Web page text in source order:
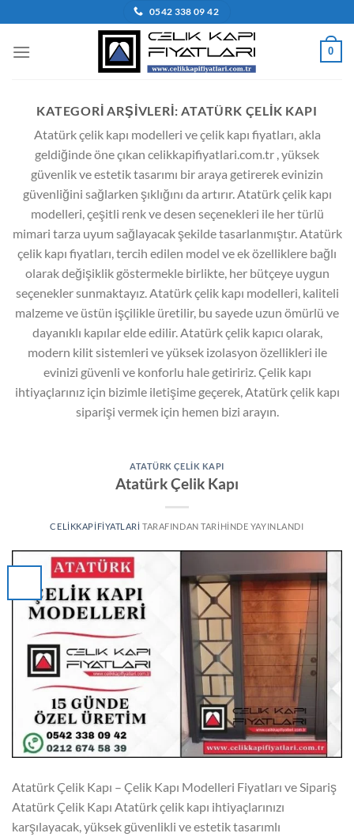
atla
0542 338 09 42
0
KATEGORI ARŞIVLERI:ATATÜRK ÇELIK KAPI
Atatürk çelik kapı modelleri ve çelik kapı fiyatları, akla
geldiğinde öne çıkan celikkapifiyatlari.com.tr , yüksek
güvenlik ve estetik tasarımı bir araya getirerek evinizin
güvenliğini sağlarken şıklığını da artırır. Atatürk çelik kapı
modelleri, çeşitli renk ve desen seçenekleri ile her türlü
mimari tarza uyum sağlayacak şekilde tasarlanmıştır. Atatürk
çelik kapı fiyatları, tercih edilen model ve ek özelliklere bağlı
olarak değişiklik göstermekle birlikte, her bütçeye uygun
seçenekler sunmaktayız. Atatürk çelik kapı modelleri, kaliteli
malzeme ve üstün işçilikle üretilir, bu sayede uzun ömürlü ve
dayanıklı kapılar elde edilir. Atatürk çelik kapıcı olarak,
modern kilit sistemleri ve yüksek izolasyon özellikleri ile
evinizi güvenli ve konforlu hale getiririz. Çelik kapı
ihtiyaçlarınız için bizimle iletişime geçerek, Atatürk çelik kapı
siparişi vermek için hemen bizi arayın.
ATATÜRK ÇELIK KAPI
Atatürk Çelik Kapı
CELIKKAPIFIYATLARI TARAFINDAN TARIHINDE YAYINLANDI
Atatürk Çelik Kapı – Çelik Kapı Modelleri Fiyatları ve Sipariş
Atatürk Çelik Kapı Atatürk çelik kapı ihtiyaçlarınızı
karşılayacak, yüksek güvenlikli ve estetik tasarımlı